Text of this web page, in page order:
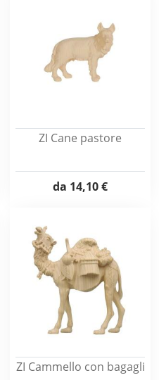
ZI Cane pastore
da 14,10 €
ZI Cammello con bagagli